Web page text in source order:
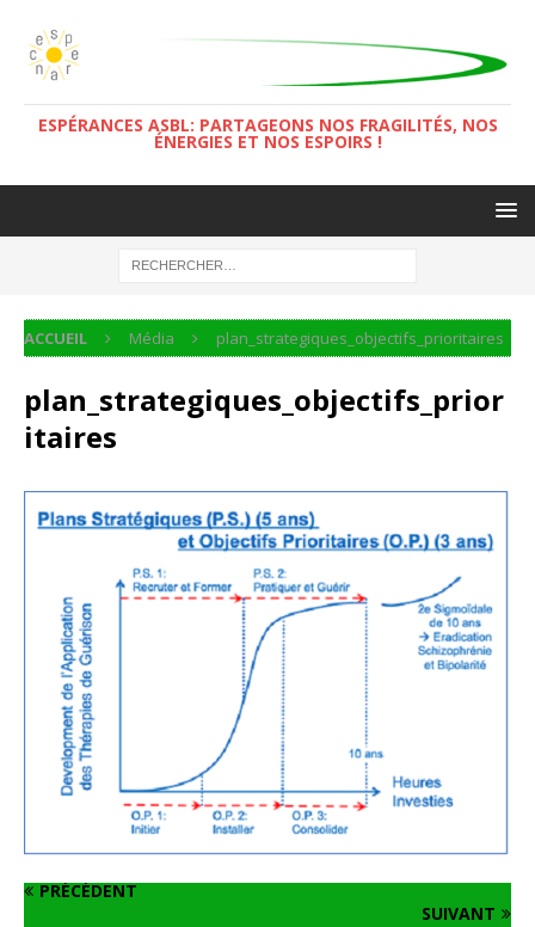
ESPÉRANCES ASBL: PARTAGEONS NOS FRAGILITÉS, NOS
ÉNERGIES ET NOS ESPOIRS !
ACCUEIL Média plan_strategiques_objectifs_prioritaires
plan_strategiques_objectifs_prior
itaires
PRÉCÉDENT
SUIVANT